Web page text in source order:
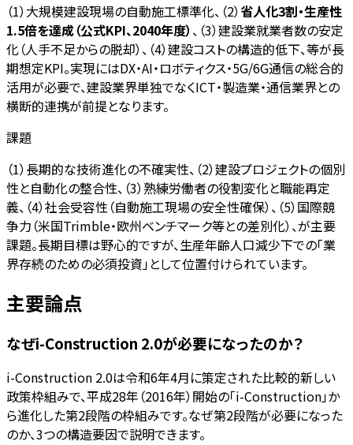
（1）大規模建設現場の自動施工標準化、（2） 省人化3割・生産性
1.5倍を達成（公式KPI、2040年度） 、（3）建設業就業者数の安定
化（人手不足からの脱却）、（4）建設コストの構造的低下、等が長
期想定KPI。実現にはDX・AI・ロボティクス・5G/6G通信の総合的
活用が必要で、建設業界単独でなくICT・製造業・通信業界との
横断的連携が前提となります。
課題
（1）長期的な技術進化の不確実性、（2）建設プロジェクトの個別
性と自動化の整合性、（3）熟練労働者の役割変化と職能再定
義、（4）社会受容性（自動施工現場の安全性確保）、（5）国際競
争力（米国Trimble・欧州ベンチマーク等との差別化）、が主要
課題。長期目標は野心的ですが、生産年齢人口減少下での「業
界存続のための必須投資」として位置付けられています。
主要論点
なぜi-Construction 2.0が必要になったのか？
i-Construction 2.0は令和6年4月に策定された比較的新しい
政策枠組みで、平成28年（2016年）開始の「i-Construction」か
ら進化した第2段階の枠組みです。なぜ第2段階が必要になった
のか、3つの構造要因で説明できます。